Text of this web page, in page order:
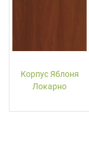
Корпус Яблоня
Локарно